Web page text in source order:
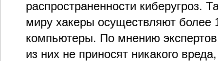
распространенности киберугроз.
миру хакеры осуществляют более
компьютеры. По мнению
из них не приносят никакого